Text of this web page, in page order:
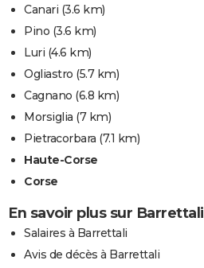
Canari (3.6 km)
Pino (3.6 km)
Luri (4.6 km)
Ogliastro (5.7 km)
Cagnano (6.8 km)
Morsiglia (7 km)
Pietracorbara (7.1 km)
Haute-Corse
Corse
En savoir plus sur Barrettali
Salaires à Barrettali
Avis de décès à Barrettali